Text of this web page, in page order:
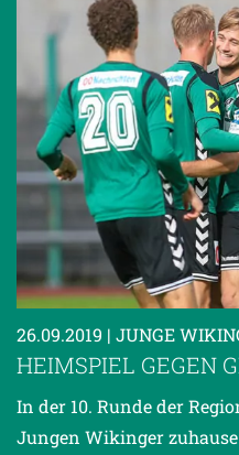
26.09.2019 | JUNGE
HEIMSPIEL GEGEN
In der 10. Runde der
Jungen Wikinger